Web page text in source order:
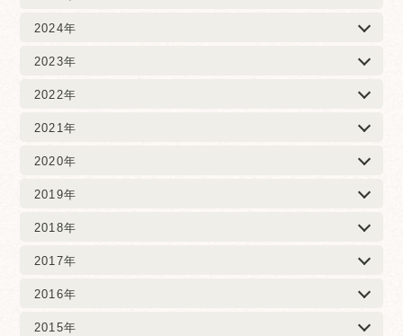
2024年
2023年
2022年
2021年
2020年
2019年
2018年
2017年
2016年
2015年